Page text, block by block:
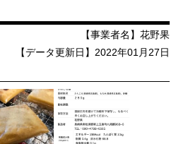
【事業者名】花野果
【データ更新日】2022年01月27日